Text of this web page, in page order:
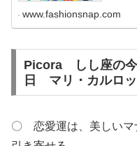
www.fashionsnap.com
Picora しし座の今
日 マリ・カルロ
〇 恋愛運は、美しいマ